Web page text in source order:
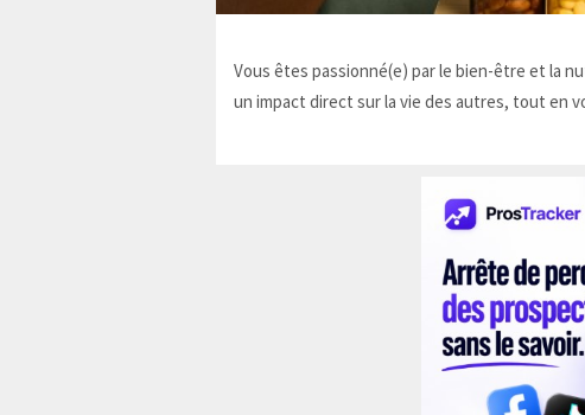
Vous êtes passionné(e) par le bien-être et la
un impact direct sur la vie des autres, tout en